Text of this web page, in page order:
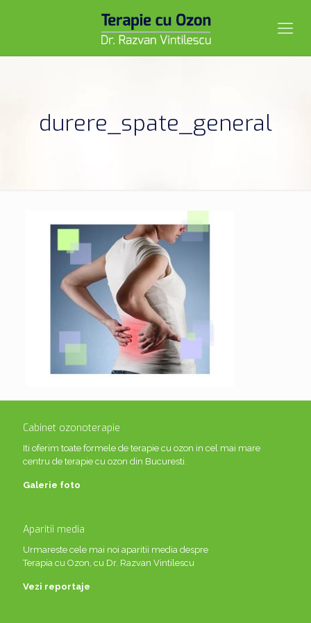
durere_spate_general
Cabinet ozonoterapie
Iti oferim toate formele de terapie cu ozon in cel mai mare
centru de terapie cu ozon din Bucuresti.
Galerie foto
Aparitii media
Urmareste cele mai noi aparitii media despre
Terapia cu Ozon, cu Dr. Razvan Vintilescu
Vezi reportaje